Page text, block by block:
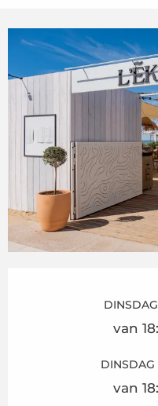
FMA – SUN7-
(Châtelaillon-Plage)
DINSDAG
van
DINSDAG
van